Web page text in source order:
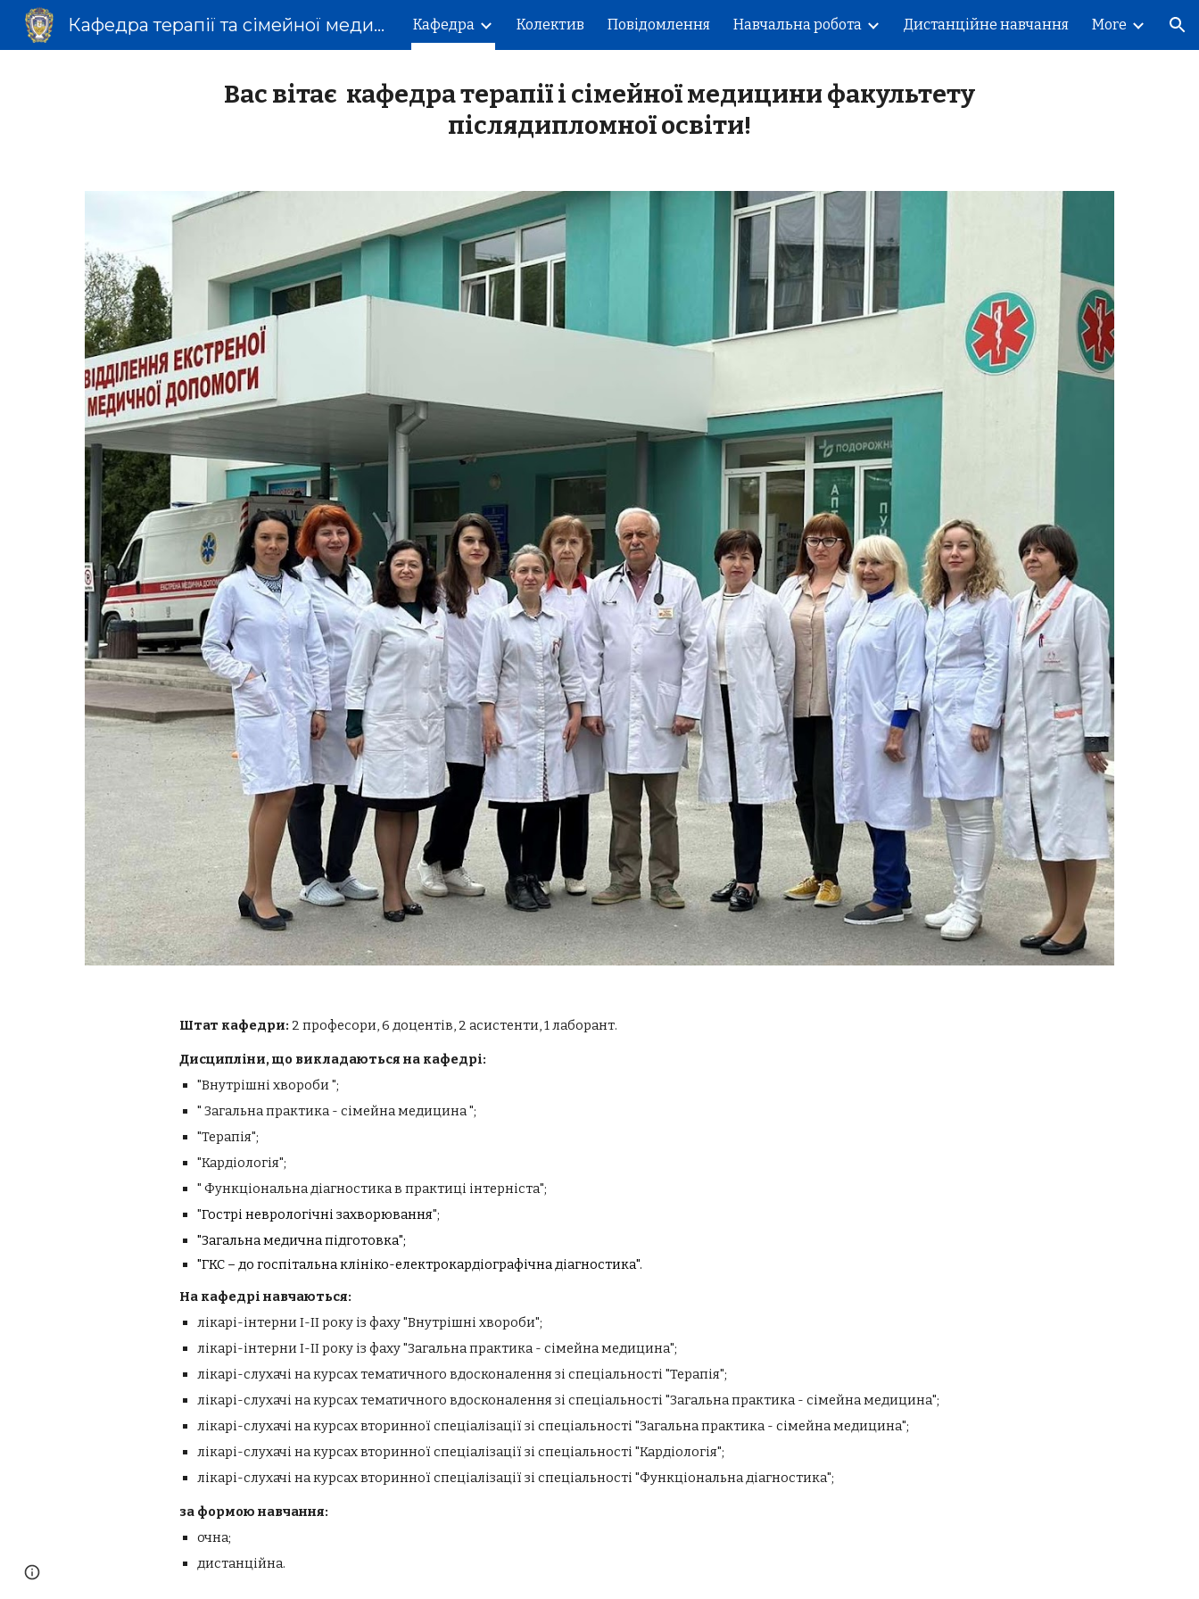
Skip to main content Skip to navigation
Кафедра терапії та сімейної медицини факультету післядипломної освіти Кафедра Колектив Повідомлення Навчальна робота Дистанційне навчання More
Вас вітає кафедра терапії і сімейної медицини факультету
післядипломної освіти!
Штат кафедри: 2 професори, 6 доцентів, 2 асистенти, 1 лаборант.
Дисципліни, що викладаються на кафедрі:
"Внутрішні хвороби ";
" Загальна практика - сімейна медицина ";
"Терапія";
"Кардіологія";
" Функціональна діагностика в практиці інтерніста";
"Гострі неврологічні захворювання";
"Загальна медична підготовка";
"ГКС – до госпітальна клініко-електрокардіографічна діагностика".
На кафедрі навчаються:
лікарі-інтерни І-ІІ року із фаху "Внутрішні хвороби";
лікарі-інтерни І-ІІ року із фаху "Загальна практика - сімейна медицина";
лікарі-слухачі на курсах тематичного вдосконалення зі спеціальності "Терапія";
лікарі-слухачі на курсах тематичного вдосконалення зі спеціальності "Загальна практика - сімейна медицина";
лікарі-слухачі на курсах вторинної спеціалізації зі спеціальності "Загальна практика - сімейна медицина";
лікарі-слухачі на курсах вторинної спеціалізації зі спеціальності "Кардіологія";
лікарі-слухачі на курсах вторинної спеціалізації зі спеціальності "Функціональна діагностика";
за формою навчання:
очна;
дистанційна.